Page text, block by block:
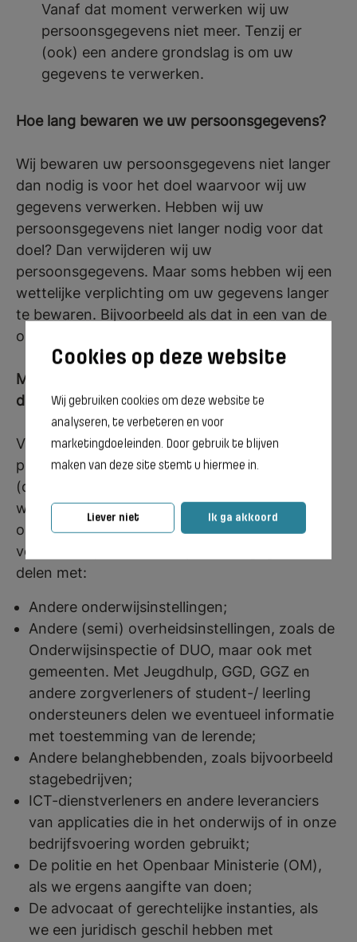
Wij gebruiken cookies om deze website te
analyseren, te verbeteren en voor
marketingdoeleinden. Door gebruik te blijven
maken van deze site stemt u hiermee in.
Liever niet Ik ga akkoord
Vanaf dat moment verwerken wij uw
persoonsgegevens niet meer. Tenzij er
(ook) een andere grondslag is om uw
gegevens te verwerken.
Hoe lang bewaren we uw persoonsgegevens?
Wij bewaren uw persoonsgegevens niet langer
dan nodig is voor het doel waarvoor wij uw
gegevens verwerken. Hebben wij uw
persoonsgegevens niet langer nodig voor dat
doel? Dan verwijderen wij uw
persoonsgegevens. Maar soms hebben wij een
wettelijke verplichting om uw gegevens langer
te bewaren. Bijvoorbeeld als dat in een van de
onderwijswetten staat.
Met wie kunnen wij uw persoonsgegevens
delen?
Vanuit ons werk is het nodig dat wij
persoonsgegevens delen met andere partijen
(derden), omdat het noodzakelijk is om onze
wettelijke taken te kunnen uitvoeren en aan
onze wettelijke verplichtingen te kunnen
voldoen. Wij kunnen dan persoonsgegevens
delen met:
Andere onderwijsinstellingen;
Andere (semi) overheidsinstellingen, zoals de
Onderwijsinspectie of DUO, maar ook met
gemeenten. Met Jeugdhulp, GGD, GGZ en
andere zorgverleners of student-/ leerling
ondersteuners delen we eventueel informatie
met toestemming van de lerende;
Andere belanghebbenden, zoals bijvoorbeeld
stagebedrijven;
ICT-dienstverleners en andere leveranciers
van applicaties die in het onderwijs of in onze
bedrijfsvoering worden gebruikt;
De politie en het Openbaar Ministerie (OM),
als we ergens aangifte van doen;
De advocaat of gerechtelijke instanties, als
we een juridisch geschil hebben met